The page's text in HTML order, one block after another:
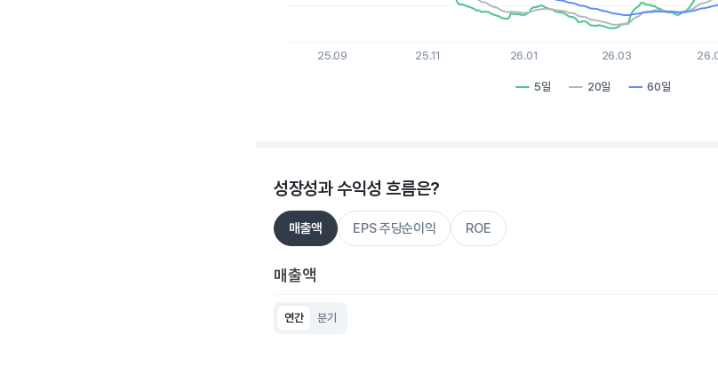
5일 20일 60일
25.09 25.11 26.01 26.03
성장성과 수익성 흐름은?
매출액 EPS 주당순이익 ROE
매출액
연간 분기